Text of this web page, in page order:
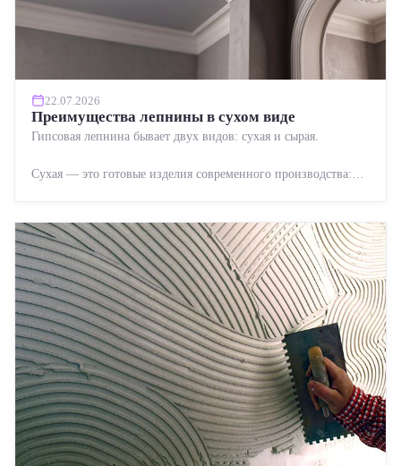
22.07.2026
Преимущества лепнины в сухом виде
Гипсовая лепнина бывает двух видов: сухая и сырая.
Сухая — это готовые изделия современного производства: